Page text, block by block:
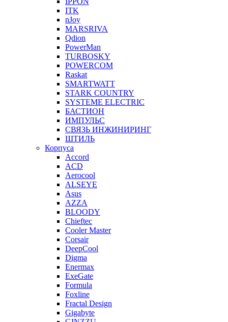
ITK
nJoy
MARSRIVA
Qdion
PowerMan
TURBOSKY
POWERCOM
Raskat
SMARTWATT
STARK COUNTRY
SYSTEME ELECTRIC
БАСТИОН
ИМПУЛЬС
СВЯЗЬ ИНЖИНИРИНГ
ШТИЛЬ
Корпуса
Accord
ACD
Aerocool
ALSEYE
Asus
AZZA
BLOODY
Chieftec
Cooler Master
Corsair
DeepCool
Digma
Enermax
ExeGate
Formula
Foxline
Fractal Design
Gigabyte